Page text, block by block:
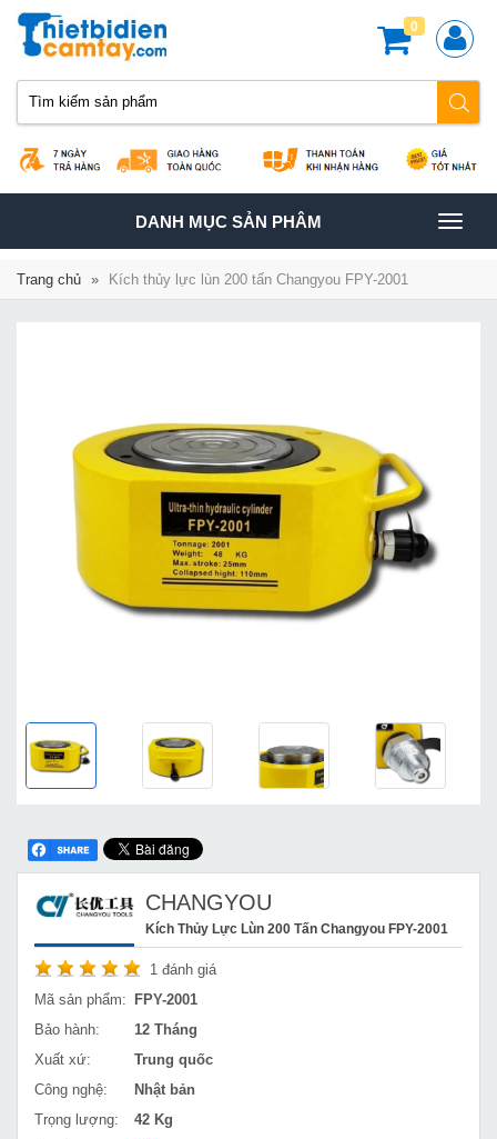
0
TOGGLE
NAVIGATION
DANH MỤC SẢN PHÂM
Trang chủ » Kích thủy lực lùn 200 tấn Changyou FPY-2001
CHANGYOU
Kích Thủy Lực Lùn 200 Tấn Changyou FPY-2001
1 đánh giá
Mã sản phẩm:
FPY-2001
Bảo hành:
12 Tháng
Xuất xứ:
Trung quốc
Công nghệ:
Nhật bản
Trọng lượng:
42 Kg